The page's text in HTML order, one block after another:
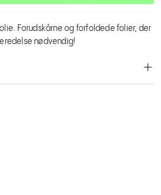
Forudskårne og forfoldede folier, der
nødvendig!